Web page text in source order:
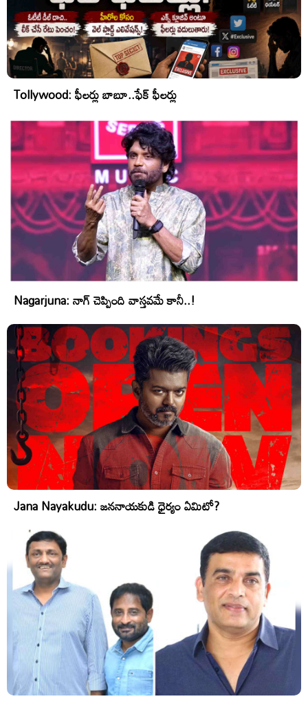
Tollywood: ఫీలర్లు బాబూ..ఫేక్ ఫీలర్లు
Nagarjuna: నాగ్ చెప్పింది వాస్తవమే కానీ..!
Jana Nayakudu: జననాయకుడి ధైర్యం ఏమిటో?